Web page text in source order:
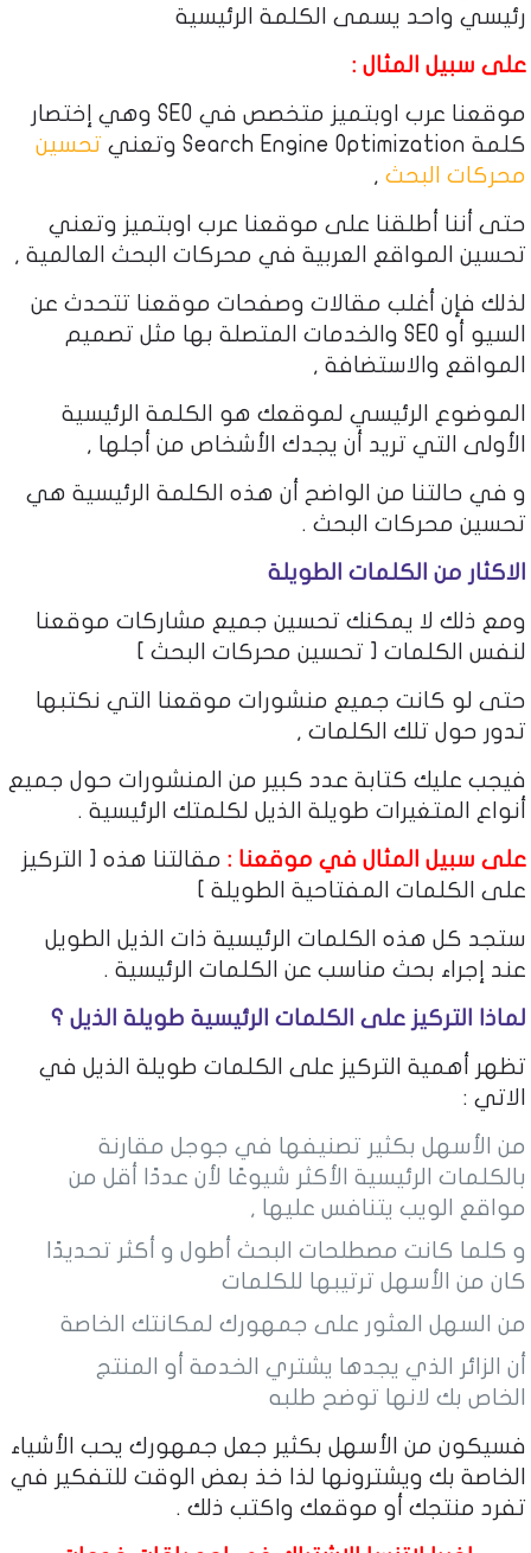
رئيسي واحد يسمى الكلمة الرئيسية
على سبيل المثال :
موقعنا عرب اوبتميز متخصص في SEO وهي إختصار
كلمة Search Engine Optimization وتعني
تحسين
محركات البحث ,
حتى أننا أطلقنا على موقعنا عرب اوبتميز وتعني
تحسين المواقع العربية في محركات البحث العالمية ,
لذلك فإن أغلب مقالات وصفحات موقعنا تتحدث عن
السيو أو SEO والخدمات المتصلة بها مثل تصميم
المواقع والاستضافة ,
الموضوع الرئيسي لموقعك هو الكلمة الرئيسية
الأولى التي تريد أن يجدك الأشخاص من أجلها ,
و في حالتنا من الواضح أن هذه الكلمة الرئيسية هي
تحسين محركات البحث .
الاكثار من الكلمات الطويلة
ومع ذلك لا يمكنك تحسين جميع مشاركات موقعنا
لنفس الكلمات [ تحسين محركات البحث ]
حتى لو كانت جميع منشورات موقعنا التي نكتبها
تدور حول تلك الكلمات ,
فيجب عليك كتابة عدد كبير من المنشورات حول جميع
أنواع المتغيرات طويلة الذيل لكلمتك الرئيسية .
على سبيل المثال في موقعنا : مقالتنا هذه [ التركيز
على الكلمات المفتاحية الطويلة ]
ستجد كل هذه الكلمات الرئيسية ذات الذيل الطويل
عند إجراء بحث مناسب عن الكلمات الرئيسية .
لماذا التركيز على الكلمات الرئيسية طويلة الذيل ؟
تظهر أهمية التركيز على الكلمات طويلة الذيل في
الاتي :
من الأسهل بكثير تصنيفها في جوجل مقارنة
بالكلمات الرئيسية الأكثر شيوعًا لأن عددًا أقل من
مواقع الويب يتنافس عليها ,
و كلما كانت مصطلحات البحث أطول و أكثر تحديدًا
كان من الأسهل ترتيبها للكلمات
من السهل العثور على جمهورك لمكانتك الخاصة
أن الزائر الذي يجدها يشتري الخدمة أو المنتج
الخاص بك لانها توضح طلبه
فسيكون من الأسهل بكثير جعل جمهورك يحب الأشياء
الخاصة بك ويشترونها لذا خذ بعض الوقت للتفكير في
تفرد منتجك أو موقعك واكتب ذلك .